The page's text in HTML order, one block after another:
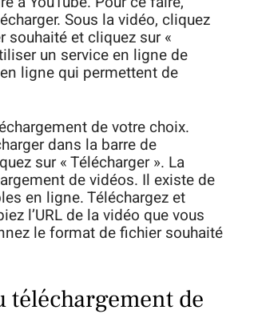
Sous la vidéo, cliquez
souhaité et cliquez sur «
un service en ligne de
ligne qui permettent de
de votre choix.
dans la barre de
sur « Télécharger ». La
de vidéos. Il existe de
en ligne. Téléchargez et
l’URL de la vidéo que vous
le format de fichier souhaité
téléchargement de